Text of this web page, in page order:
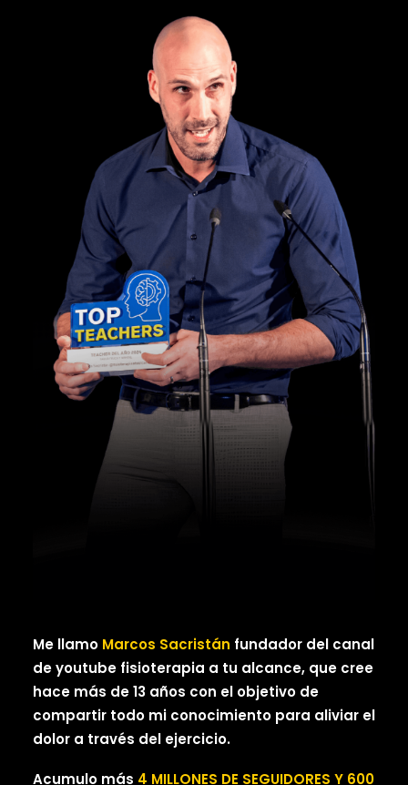
Me llamo Marcos Sacristán fundador del canal
de youtube fisioterapia a tu alcance, que cree
hace más de 13 años con el objetivo de
compartir todo mi conocimiento para aliviar el
dolor a través del ejercicio.
Acumulo más 4 MILLONES DE SEGUIDORES Y 600